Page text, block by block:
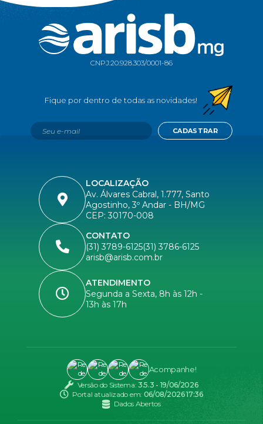
CNPJ:20.928.303/0001-86
LOCALIZAÇÃO
Av. Álvares Cabral, 1.777, Santo
Agostinho, 3º Andar - BH/MG
CEP: 30170-008
CONTATO
(31) 3789-6125(31) 3786-6125
arisb@arisb.com.br
ATENDIMENTO
Segunda a Sexta, 8h às 12h -
13h às 17h
CADASTRAR
Versão do Sistema: 3.5.3 - 19/06/2026
Portal atualizado em: 06/08/2026 17:36
Dados Abertos
Acompanhe!